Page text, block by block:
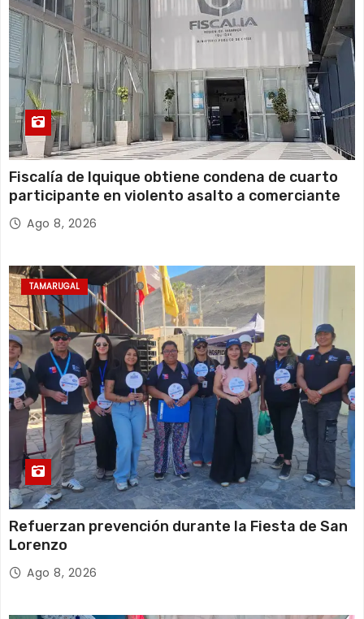
Fiscalía de Iquique obtiene condena de cuarto
participante en violento asalto a comerciante
Ago 8, 2026
TAMARUGAL
Refuerzan prevención durante la Fiesta de San
Lorenzo
Ago 8, 2026